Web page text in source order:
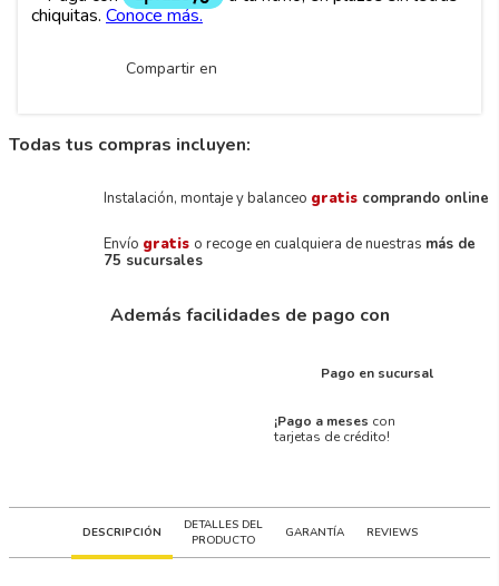
Compartir en
Todas tus compras incluyen:
Instalación, montaje y balanceo gratis comprando online
Envío gratis o recoge en cualquiera de nuestras más de
75 sucursales
Además facilidades de pago con
Pago en sucursal
¡Pago a meses con
tarjetas de crédito!
DESCRIPCIÓN
DETALLES DEL
PRODUCTO
GARANTÍA REVIEWS